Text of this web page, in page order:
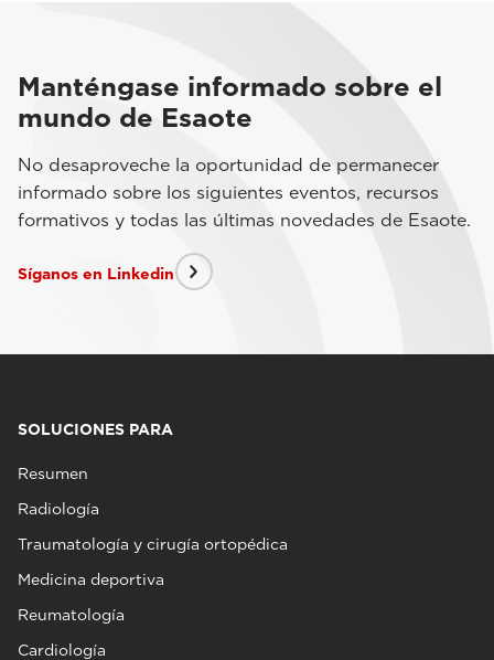
Manténgase informado sobre el
mundo de Esaote
No desaproveche la oportunidad de permanecer
informado sobre los siguientes eventos, recursos
formativos y todas las últimas novedades de Esaote.
Síganos en Linkedin
SOLUCIONES PARA
Resumen
Radiología
Traumatología y cirugía ortopédica
Medicina deportiva
Reumatología
Cardiología